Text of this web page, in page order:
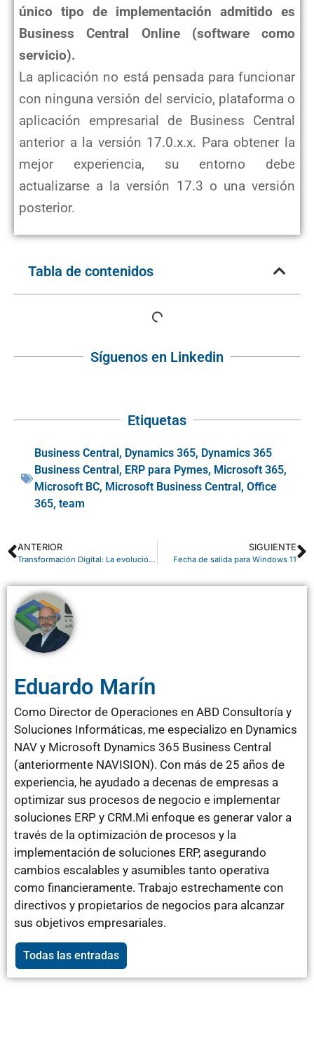
único tipo de implementación admitido es
Business Central Online (software como
servicio).
La aplicación no está pensada para funcionar
con ninguna versión del servicio, plataforma o
aplicación empresarial de Business Central
anterior a la versión 17.0.x.x. Para obtener la
mejor experiencia, su entorno debe
actualizarse a la versión 17.3 o una versión
posterior.
Tabla de contenidos
Síguenos en Linkedin
Etiquetas
Business Central, Dynamics 365, Dynamics 365
Business Central, ERP para Pymes, Microsoft 365,
Microsoft BC, Microsoft Business Central, Office
365, team
ANTERIOR
Transformación Digital: La evolución de Open hacia CSP
SIGUIENTE
Fecha de salida para Windows 11
Eduardo Marín
Como Director de Operaciones en ABD Consultoría y
Soluciones Informáticas, me especializo en Dynamics
NAV y Microsoft Dynamics 365 Business Central
(anteriormente NAVISION). Con más de 25 años de
experiencia, he ayudado a decenas de empresas a
optimizar sus procesos de negocio e implementar
soluciones ERP y CRM.Mi enfoque es generar valor a
través de la optimización de procesos y la
implementación de soluciones ERP, asegurando
cambios escalables y asumibles tanto operativa
como financieramente. Trabajo estrechamente con
directivos y propietarios de negocios para alcanzar
sus objetivos empresariales.
Todas las entradas